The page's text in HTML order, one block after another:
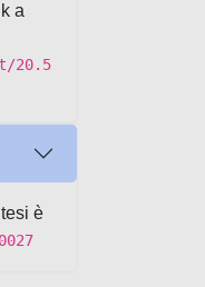
a
20.5
è